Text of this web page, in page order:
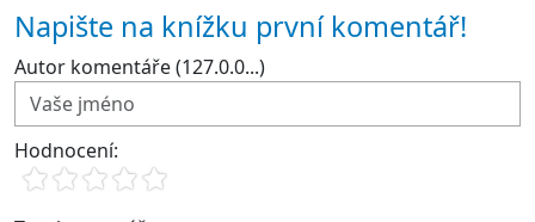
Napište na knížku první komentář!
Autor komentáře (127.0.0...)
Hodnocení: